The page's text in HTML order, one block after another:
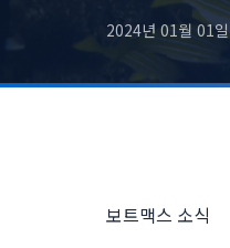
2024년 01월 01일
보트맥스 소식